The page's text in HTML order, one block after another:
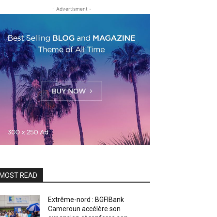
- Advertisment -
READ
Extrême-nord : BGFIBank
Cameroun accélère son